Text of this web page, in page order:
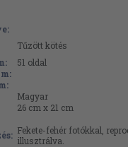
Tűzött kötés
51 oldal
Magyar
26 cm x 21 cm
Fekete-fehér fotókkal,
illusztrálva.